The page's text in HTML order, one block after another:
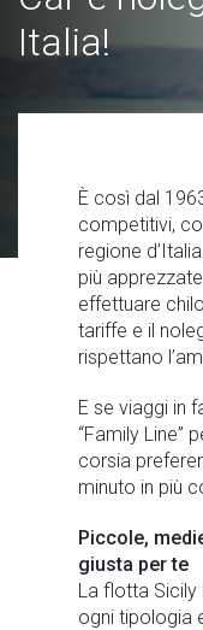
Italia!
È così dal
competitivi,
regione
più
effettuare
tariffe e il
rispettano
E se viaggi in
“Family Line”
corsia
minuto in più
Piccole,
giusta per te
La flotta
ogni tipologia